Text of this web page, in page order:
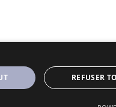
par Seraf' sur une base de Solopine
REFUSER